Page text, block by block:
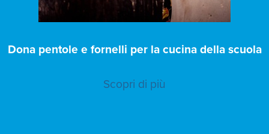
Dona pentole e fornelli per la cucina della scuola
Scopri di più